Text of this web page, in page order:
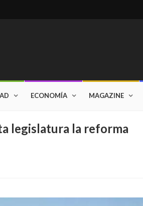
ECONOMÍA MAGAZINE
legislatura la reforma